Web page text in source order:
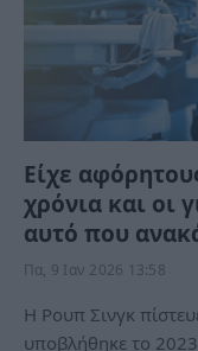
Είχε
χρόνια και οι
αυτό που
Πα, 9 Ιαν 2026 13:58
Η Ρουπ Σινγκ
υποβλήθηκε το